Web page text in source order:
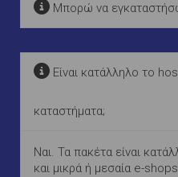
Μπορώ να
Είναι κατάλληλο το
καταστήματα;
Ναι. Τα πακέτα είναι
και μικρά ή μεσαία e-